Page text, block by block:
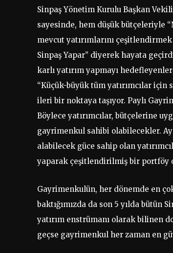
Sinpaş Yönetim Kurulu Başkan
sayesinde, hem düşük bütçeleriyle
mevcut yatırımlarını
Sinpaş Yapar” diyerek hayata
karlı yatırım yapmayı
“Küçük-büyük tüm yatırımcılar için
ileri bir noktaya taşıyor. Paylı
Böylece yatırımcılar, bütçelerine
gayrimenkul sahibi olabilecekler.
alabilecek güce sahip olan
yaparak çeşitlendirilmiş bir portföy
Gayrimenkulün, her dönemde en
baktığımızda da son 5 yılda bütün
yatırım enstrümanı olarak bilinen
geçse gayrimenkul her zaman en